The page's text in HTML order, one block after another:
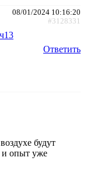
08/01/2024 10:16:20
#3128331
Ответить
будут
и опыт уже